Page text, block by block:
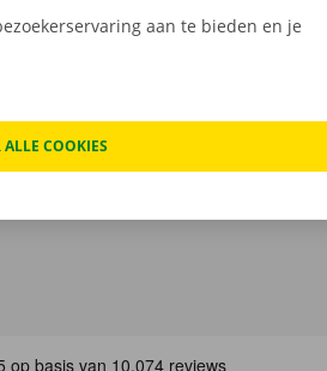
aan te bieden en je
ALLE COOKIES